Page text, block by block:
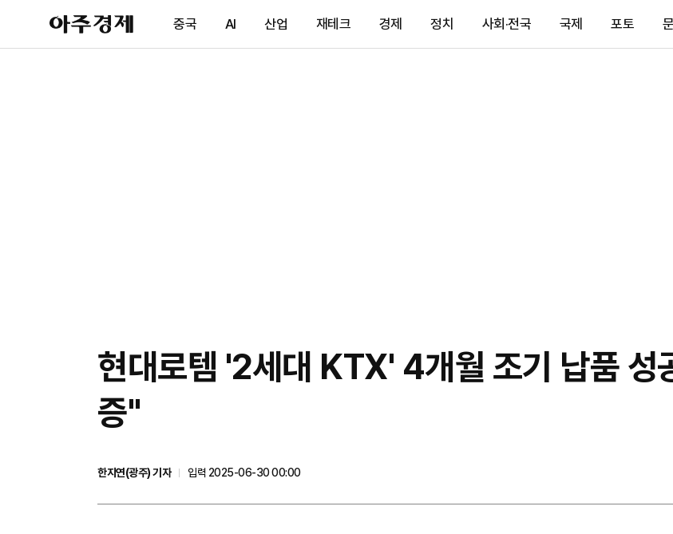
아
주
제
중국 AI 산업 재테크 경제 정치 사회·전국 국제 포토
현대로템 '2세대 KTX' 4개월 조기 납품 성
증"
한지연(광주) 기자
입력 2025-06-30 00:00